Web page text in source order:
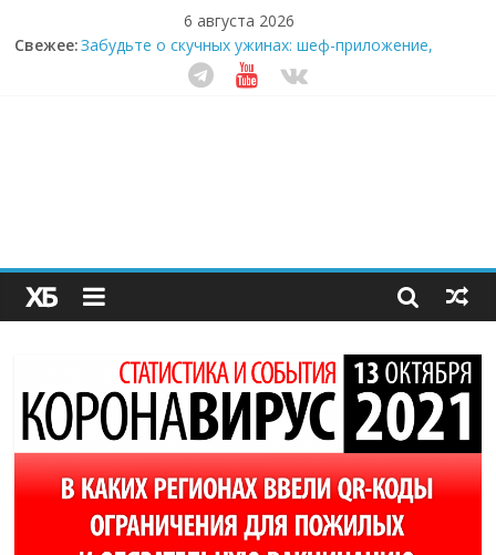
6 августа 2026
Свежее:Забудьте о скучных ужинах: шеф-приложение,
которое видит вашу еду насквозь
Небо зовёт: как бизнес на полётах дронов и
Секрет супергидратации: почему кокосовая вода с
пребиотиками становится главным трендом
здорового питания